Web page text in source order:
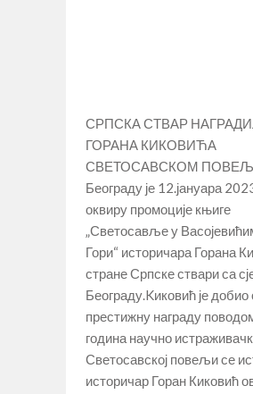
СРПСКА СТВАР
ГОРАНА КИКОВИЋА
СВЕТОСАВСКОМ
Београду је 12.јануара
оквиру промоције књиге
„Светосавље у
Гори“ историчара Горана
стране Српске ствари са
Београду.Kиковић је добио
престижну награду
година научно
Светосавској повељи се
историчар Горан Киковић